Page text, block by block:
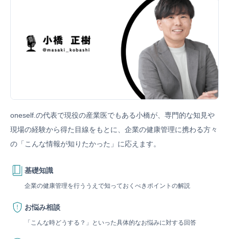
oneself.の代表で現役の産業医でもある小橋が、専門的な知見や
現場の経験から得た目線をもとに、企業の健康管理に携わる方々
の「こんな情報が知りたかった」に応えます。
基礎知識
企業の健康管理を行ううえで知っておくべきポイントの解説
お悩み相談
「こんな時どうする？」といった具体的なお悩みに対する回答